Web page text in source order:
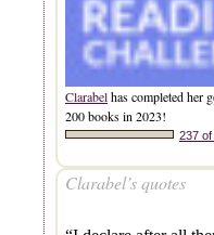
Clarabelhas completed her
200 books in 2023!
237
Clarabel’s quotes